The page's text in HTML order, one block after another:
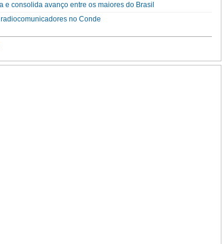
e consolida avanço entre os maiores do Brasil
no Conde